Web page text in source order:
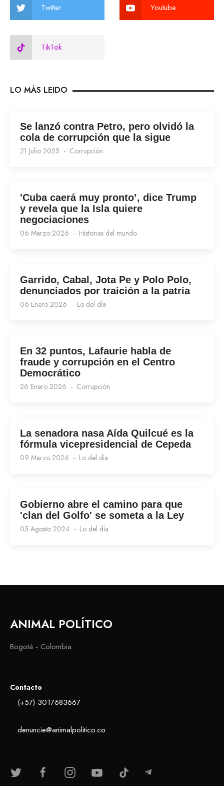
Twitter Youtube
TikTok
LO MÁS LEIDO
Se lanzó contra Petro, pero olvidó la
cola de corrupción que la sigue
21 Julio 2025 Corrupción
'Cuba caerá muy pronto’, dice Trump
y revela que la Isla quiere
negociaciones
06 Marzo 2026 Historias del mundo
Garrido, Cabal, Jota Pe y Polo Polo,
denunciados por traición a la patria
06 Enero 2026 Lo del día
En 32 puntos, Lafaurie habla de
fraude y corrupción en el Centro
Democrático
26 Enero 2026 Corrupción
La senadora nasa Aída Quilcué es la
fórmula vicepresidencial de Cepeda
09 Marzo 2026 Lo del día
Gobierno abre el camino para que
'clan del Golfo' se someta a la Ley
05 Agosto 2024 Lo del día
ANIMAL POLÍTICO
Bogotá - Colombia
Contacto
(+57) 3017683667
denuncie@animalpolitico.co